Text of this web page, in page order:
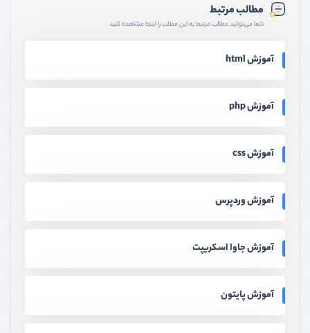
مطالب مرتبط
شما می‌توانید مطالب مرتبط به این مطلب را اینجا مشاهده کنید
آموزش html
آموزش php
آموزش css
آموزش وردپرس
آموزش جاوا اسکریپت
آموزش پایتون